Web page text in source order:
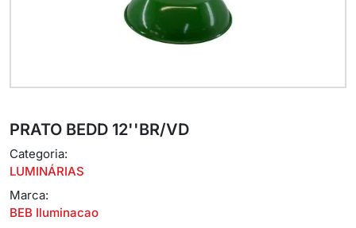
PRATO BEDD 12''BR/VD
Categoria:
LUMINÁRIAS
Marca:
BEB Iluminacao